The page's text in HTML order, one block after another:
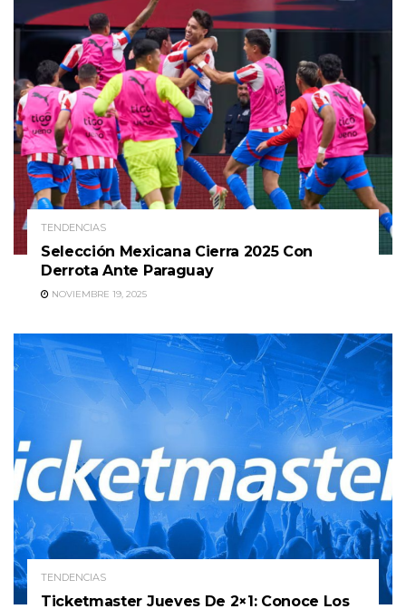
TENDENCIAS
Selección Mexicana Cierra 2025 Con
Derrota Ante Paraguay
NOVIEMBRE 19, 2025
TENDENCIAS
Ticketmaster Jueves De 2×1: Conoce Los